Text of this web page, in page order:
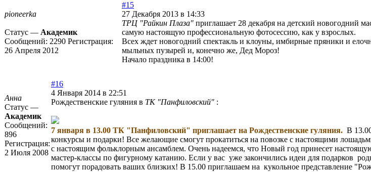
pioneerka
Статус — Академик
Сообщений: 2290 Регистрация:
26 Апреля 2012
#15
27 Декабря 2013 в 14:33
ТРЦ "Райкин Плаза" приглашает 28 декабря на детский новогодний
самую настоящую профессиональную фотосессию, как у взрослых.
Всех ждет новогодний спектакль и клоуны, имбирные пряники и
мыльных пузырей и, конечно же, Дед Мороз!
Начало праздника в 14:00!
Анна
Статус —
Академик
Сообщений:
896
Регистрация:
2 Июля 2008
#16
4 Января 2014 в 22:51
Рождественские гуляния в ТК "Панфиловский" :
7 января в 13.00 ТК "Панфиловский" приглашает на Рождественские гуляния. В
конкурсы и подарки! Все желающие смогут прокатиться на повозке с настоящими
с настоящим фольклорным ансамблем. Очень надеемся, что Новый год принесет
мастер-классы по фигурному катанию. Если у вас уже закончились идеи для подарков
помогут порадовать ваших близких! В 15.00 приглашаем на кукольное представление